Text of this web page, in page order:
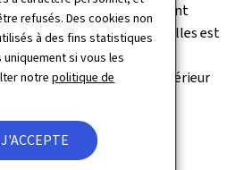
refusés. Des cookies non
à des fins statistiques
si vous les
notrepolitique de
J'ACCEPTE
de la Santé déterminent
qualifications professionnelles est
prendre contact avec
et de l'Enseignement supérieur
de demande (courriel:
liste des professions